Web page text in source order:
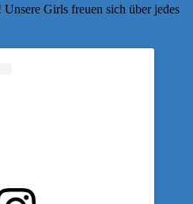
Girls freuen sich über jedes